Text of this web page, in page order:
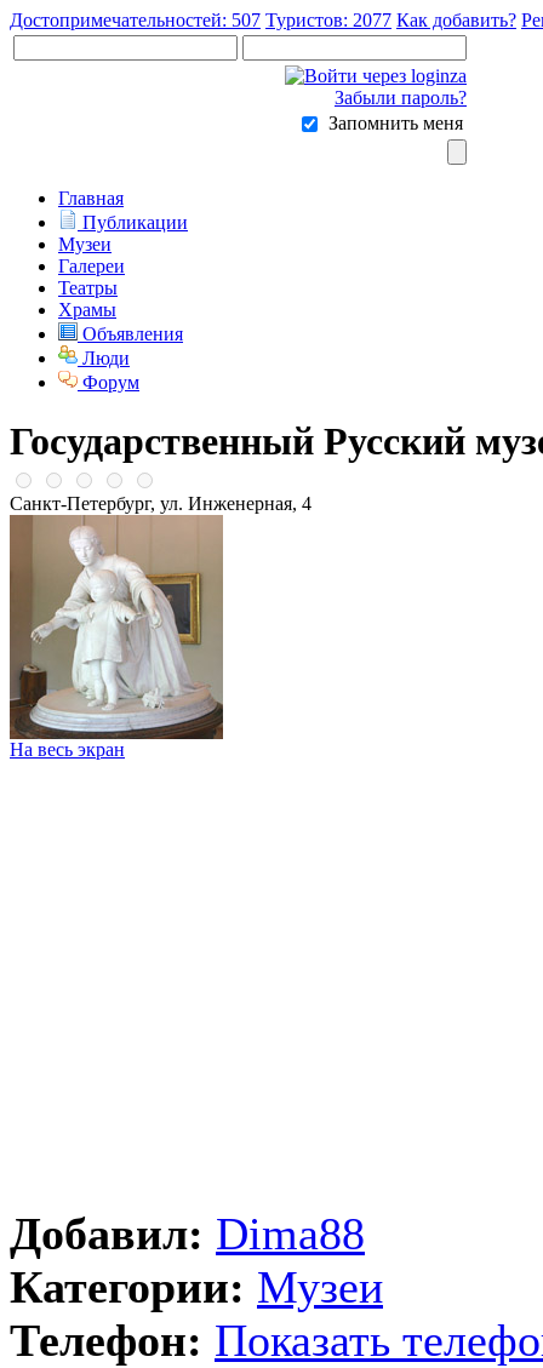
Достопримечательностей: 507 Туристов: 2077 Как добавить?
Забыли пароль?
Запомнить меня
Главная
Публикации
Музеи
Галереи
Театры
Храмы
Объявления
Люди
Форум
Государственный Русский
Санкт-Петербург, ул. Инженерная, 4
На весь экран
Добавил: Dima88
Категории: Музеи
Телефон: Показать